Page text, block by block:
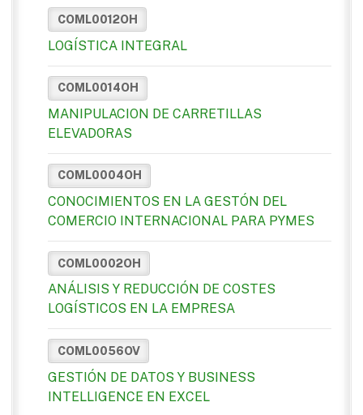
COML0012OH
LOGÍSTICA INTEGRAL
COML0014OH
MANIPULACION DE CARRETILLAS
ELEVADORAS
COML0004OH
CONOCIMIENTOS EN LA GESTÓN DEL
COMERCIO INTERNACIONAL PARA PYMES
COML0002OH
ANÁLISIS Y REDUCCIÓN DE COSTES
LOGÍSTICOS EN LA EMPRESA
COML0056OV
GESTIÓN DE DATOS Y BUSINESS
INTELLIGENCE EN EXCEL